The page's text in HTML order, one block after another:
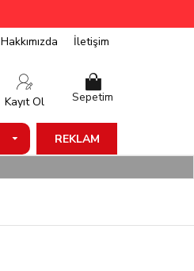
Hakkımızda İletişim
Kayıt Ol Sepetim
REKLAM